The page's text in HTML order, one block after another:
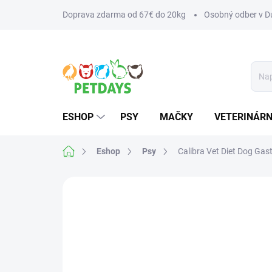
Doprava zdarma od 67€ do 20kg Osobný odber v
ESHOP PSY MAČKY
DomovEshop Psy Calibra Vet Diet Dog